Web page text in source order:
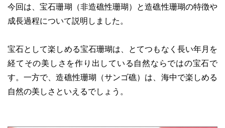
今回は、宝石珊瑚（非造礁性珊瑚）と造礁性珊瑚の特徴や
成長過程について説明しました。
宝石として楽しめる宝石珊瑚は、とてつもなく長い年月を
経てその美しさを作り出している自然ならではの宝石で
す。一方で、造礁性珊瑚（サンゴ礁）は、海中で楽しめる
自然の美しさといえるでしょう。